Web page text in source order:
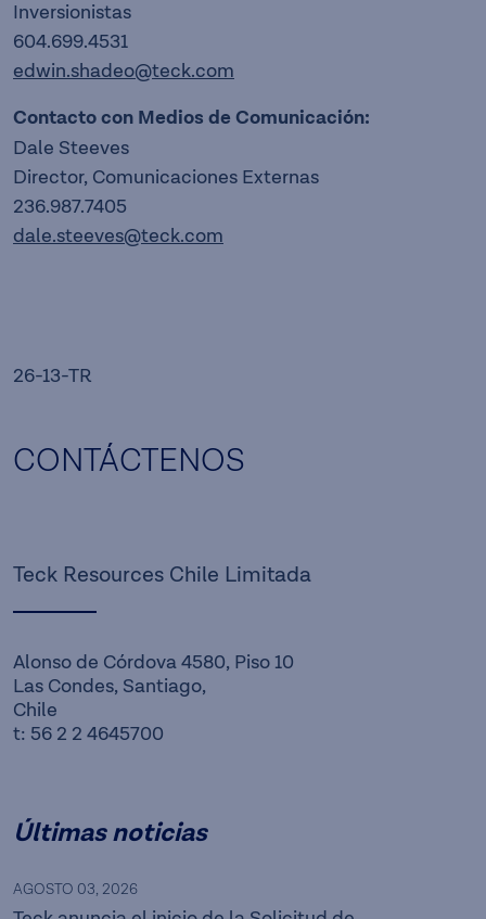
Inversionistas
604.699.4531
edwin.shadeo@teck.com
Contacto con Medios de Comunicación:
Dale Steeves
Director, Comunicaciones Externas
236.987.7405
dale.steeves@teck.com
26-13-TR
CONTÁCTENOS
Teck Resources Chile Limitada
Alonso de Córdova 4580, Piso 10
Las Condes, Santiago,
Chile
t: 56 2 2 4645700
Últimas noticias
AGOSTO 03, 2026